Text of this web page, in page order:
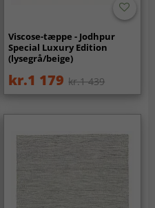
Viscose-tæppe - Jodhpur
Special Luxury Edition
(lysegrå/beige)
kr.1 179 kr.1 439